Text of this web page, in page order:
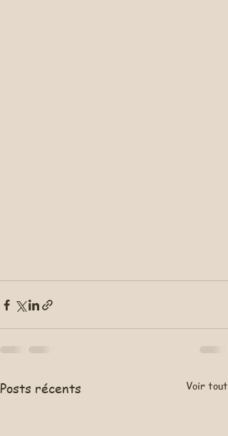
Posts récents Voir tout